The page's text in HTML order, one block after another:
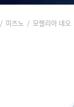
/ 미즈노 / 모렐리아 네오